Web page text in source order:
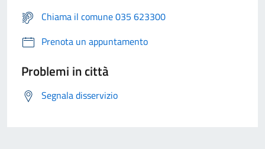
Chiama il comune 035 623300
Prenota un appuntamento
Problemi in città
Segnala disservizio